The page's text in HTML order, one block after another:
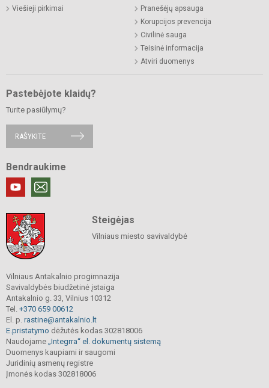
Viešieji pirkimai
Pranešėjų apsauga
Korupcijos prevencija
Civilinė sauga
Teisinė informacija
Atviri duomenys
Pastebėjote klaidų?
Turite pasiūlymų?
RAŠYKITE
Bendraukime
Steigėjas
Vilniaus miesto savivaldybė
Vilniaus Antakalnio progimnazija
Savivaldybės biudžetinė įstaiga
Antakalnio g. 33, Vilnius 10312
Tel. +370 659 00612
El. p. rastine@antakalnio.lt
E.pristatymo dėžutės kodas 302818006
Naudojame „Integrra“ el. dokumentų sistemą
Duomenys kaupiami ir saugomi
Juridinių asmenų registre
Įmonės kodas 302818006